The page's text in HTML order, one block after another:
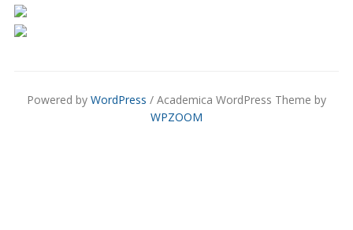
Powered by WordPress / Academica WordPress Theme by
WPZOOM